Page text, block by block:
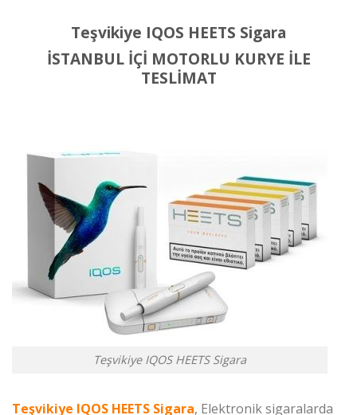
Teşvikiye IQOS HEETS Sigara
İSTANBUL İÇİ MOTORLU KURYE İLE
TESLİMAT
Teşvikiye IQOS HEETS Sigara
Teşvikiye IQOS HEETS Sigara, Elektronik sigaralarda